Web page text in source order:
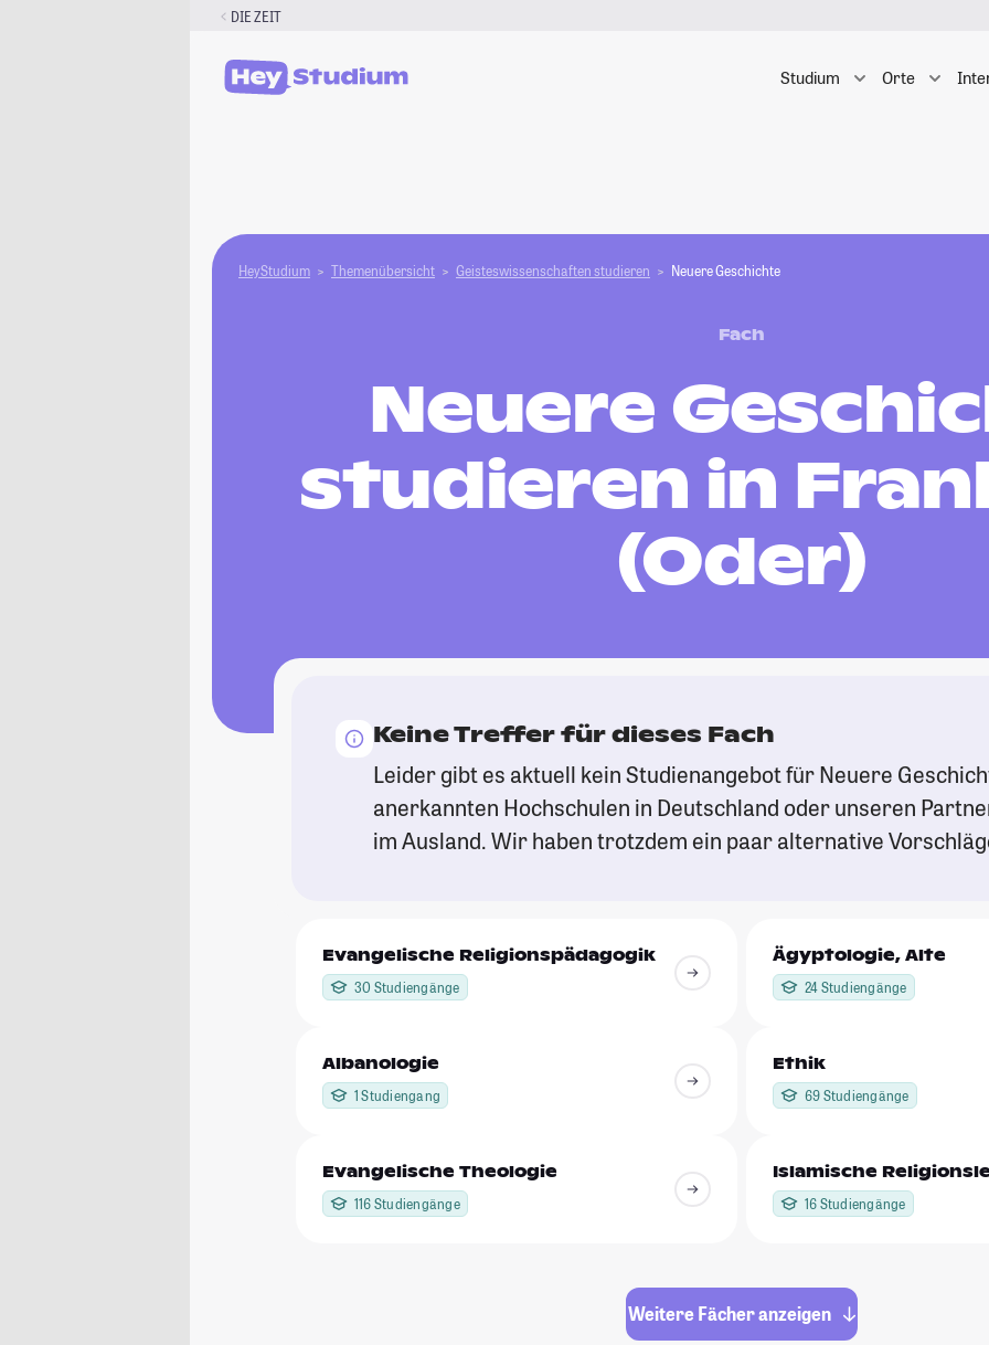
DIE ZEIT
Studium Orte
HeyStudium Themenübersicht Geisteswissenschaften studieren Neuere Geschichte
Fach
Neuere
studieren in
(Oder)
Keine Treffer für dieses Fach
Leider gibt es aktuell kein Studienangebot für Neuere
anerkannten Hochschulen in Deutschland oder unseren
im Ausland. Wir haben trotzdem ein paar alternative
Evangelische Religionspädagogik
30 Studiengänge
Ägyptologie, Alte
24 Studiengänge
Albanologie
1 Studiengang
Ethik
69 Studiengänge
Evangelische Theologie
116 Studiengänge
Islamische
16 Studiengänge
Weitere Fächer anzeigen